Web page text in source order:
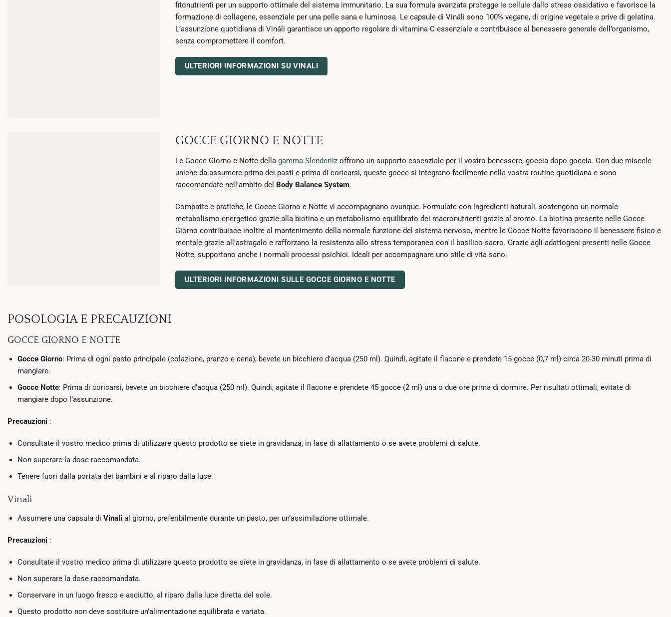
fitonutrienti per un supporto ottimale del sistema immunitario. La sua formula avanzata protegge le cellule dallo stress ossidativo e favorisce la
formazione di collagene, essenziale per una pelle sana e luminosa. Le capsule di Vináli sono 100% vegane, di origine vegetale e prive di gelatina.
L’assunzione quotidiana di Vináli garantisce un apporto regolare di vitamina C essenziale e contribuisce al benessere generale dell’organismo,
senza compromettere il comfort.
ULTERIORI INFORMAZIONI SU VINALI
GOCCE GIORNO E NOTTE
Le Gocce Giorno e Notte della gamma Slenderiiz offrono un supporto essenziale per il vostro benessere, goccia dopo goccia. Con due miscele
uniche da assumere prima dei pasti e prima di coricarsi, queste gocce si integrano facilmente nella vostra routine quotidiana e sono
raccomandate nell’ambito del Body Balance System.
Compatte e pratiche, le Gocce Giorno e Notte vi accompagnano ovunque. Formulate con ingredienti naturali, sostengono un normale
metabolismo energetico grazie alla biotina e un metabolismo equilibrato dei macronutrienti grazie al cromo. La biotina presente nelle Gocce
Giorno contribuisce inoltre al mantenimento della normale funzione del sistema nervoso, mentre le Gocce Notte favoriscono il benessere fisico e
mentale grazie all’astragalo e rafforzano la resistenza allo stress temporaneo con il basilico sacro. Grazie agli adattogeni presenti nelle Gocce
Notte, supportano anche i normali processi psichici. Ideali per accompagnare uno stile di vita sano.
ULTERIORI INFORMAZIONI SULLE GOCCE GIORNO E NOTTE
POSOLOGIA E PRECAUZIONI
GOCCE GIORNO E NOTTE
Gocce Giorno: Prima di ogni pasto principale (colazione, pranzo e cena), bevete un bicchiere d’acqua (250 ml). Quindi, agitate il flacone e prendete 15 gocce (0,7 ml) circa 20-30 minuti prima di
mangiare.
Gocce Notte: Prima di coricarsi, bevete un bicchiere d’acqua (250 ml). Quindi, agitate il flacone e prendete 45 gocce (2 ml) una o due ore prima di dormire. Per risultati ottimali, evitate di
mangiare dopo l’assunzione.
Precauzioni :
Consultate il vostro medico prima di utilizzare questo prodotto se siete in gravidanza, in fase di allattamento o se avete problemi di salute.
Non superare la dose raccomandata.
Tenere fuori dalla portata dei bambini e al riparo dalla luce.
Vinali
Assumere una capsula di Vinali al giorno, preferibilmente durante un pasto, per un’assimilazione ottimale.
Precauzioni :
Consultate il vostro medico prima di utilizzare questo prodotto se siete in gravidanza, in fase di allattamento o se avete problemi di salute.
Non superare la dose raccomandata.
Conservare in un luogo fresco e asciutto, al riparo dalla luce diretta del sole.
Questo prodotto non deve sostituire un’alimentazione equilibrata e variata.